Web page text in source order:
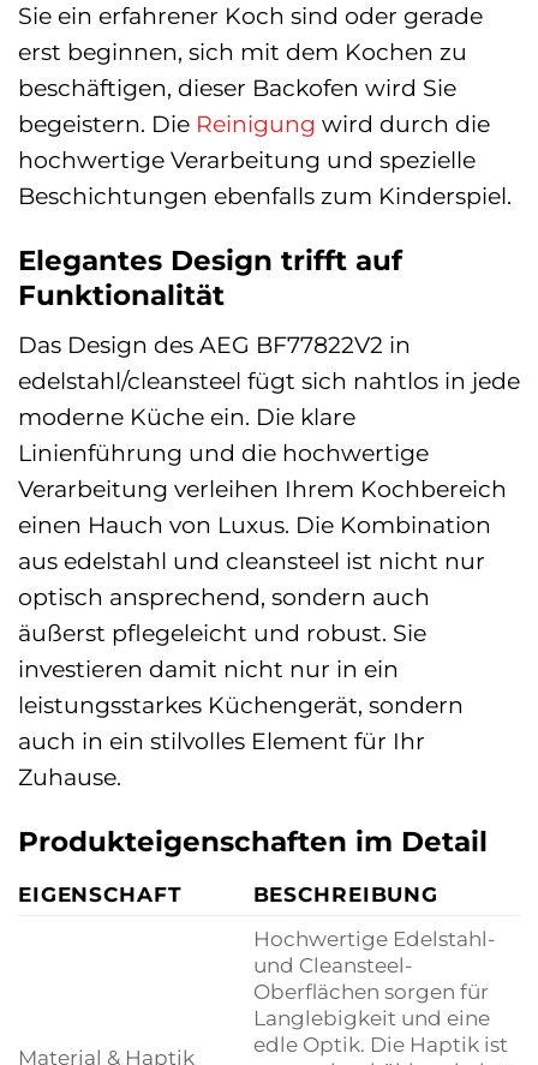
Sie ein erfahrener Koch sind oder gerade
erst beginnen, sich mit dem Kochen zu
beschäftigen, dieser Backofen wird Sie
begeistern. Die Reinigung wird durch die
hochwertige Verarbeitung und spezielle
Beschichtungen ebenfalls zum Kinderspiel.
Elegantes Design trifft auf
Funktionalität
Das Design des AEG BF77822V2 in
edelstahl/cleansteel fügt sich nahtlos in jede
moderne Küche ein. Die klare
Linienführung und die hochwertige
Verarbeitung verleihen Ihrem Kochbereich
einen Hauch von Luxus. Die Kombination
aus edelstahl und cleansteel ist nicht nur
optisch ansprechend, sondern auch
äußerst pflegeleicht und robust. Sie
investieren damit nicht nur in ein
leistungsstarkes Küchengerät, sondern
auch in ein stilvolles Element für Ihr
Zuhause.
Produkteigenschaften im Detail
EIGENSCHAFT BESCHREIBUNG
Material & Haptik
Hochwertige Edelstahl-
und Cleansteel-
Oberflächen sorgen für
Langlebigkeit und eine
edle Optik. Die Haptik ist